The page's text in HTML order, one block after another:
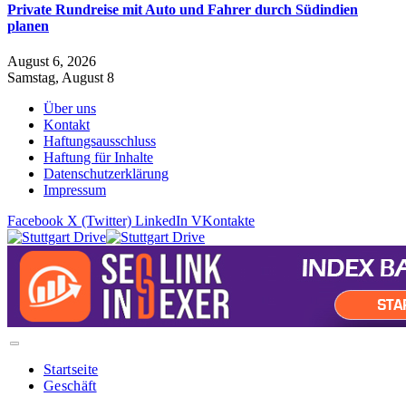
Private Rundreise mit Auto und Fahrer durch Südindien
planen
August 6, 2026
Samstag, August 8
Über uns
Kontakt
Haftungsausschluss
Haftung für Inhalte
Datenschutzerklärung
Impressum
Facebook X (Twitter) LinkedIn VKontakte
Startseite
Geschäft